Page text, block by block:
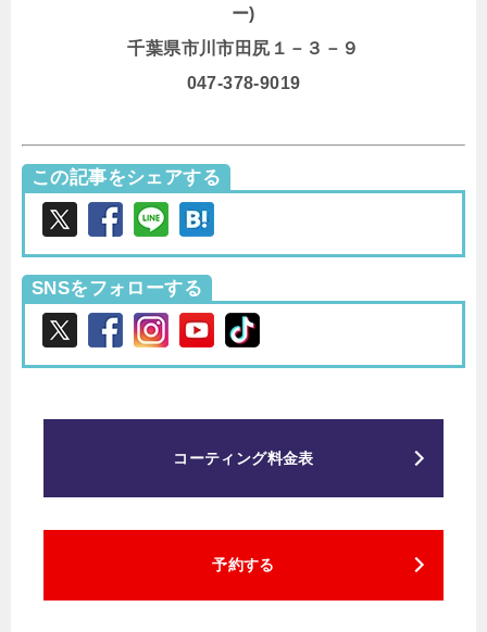
ー)
千葉県市川市田尻１－３－９
047-378-9019
この記事をシェアする
SNSをフォローする
コーティング料金表
予約する